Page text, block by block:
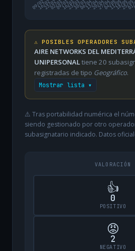
09/02
16/0223/0202/0309/0316/0323/0330/0306/0413/0420/0427/0404/0511/0518/0525/05
⚠️ POSIBLES OPERADORES
AIRE NETWORKS DEL
UNIPERSONALtiene 20
registradas de tipo Geográfico.
Mostrar lista ▾
⚠️ Tras portabilidad numérica el
siendo gestionado por otro
subasignatario indicado. Datos
VALORACIÓN
👍
0
POSITIVO
😡
2
NEGATIVO